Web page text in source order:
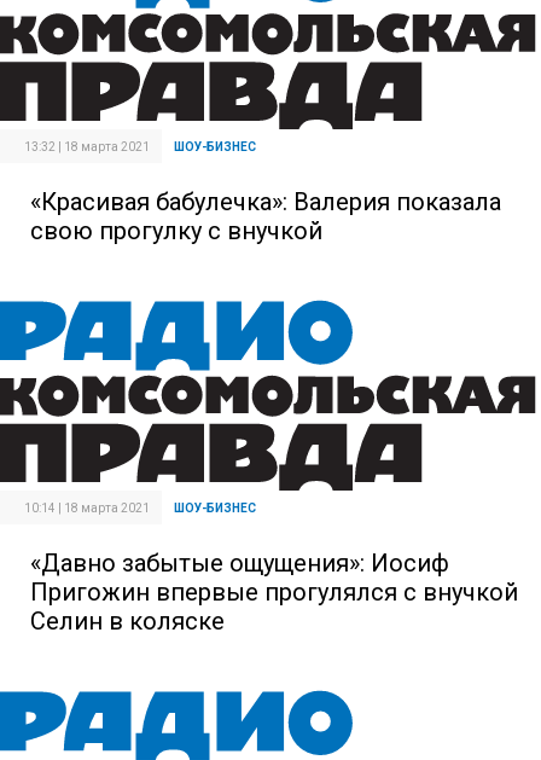
13:32 | 18 марта 2021 ШОУ-БИЗНЕС
«Красивая бабулечка»: Валерия показала
свою прогулку с внучкой
10:14 | 18 марта 2021 ШОУ-БИЗНЕС
«Давно забытые ощущения»: Иосиф
Пригожин впервые прогулялся с внучкой
Селин в коляске